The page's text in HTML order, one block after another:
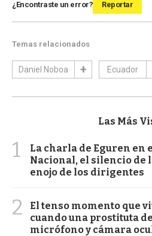
¿Encontraste un error? Reportar
Temas relacionados
Daniel Noboa Ecuador
Las Más
1
La charla de Eguren en
Nacional, el silencio de
enojo de los dirigentes
2
El tenso momento que
cuando una prostituta
micrófono y cámara